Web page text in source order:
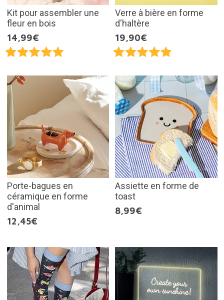
Kit pour assembler une
fleur en bois
14,99€
Verre à bière en forme
d'haltère
19,90€
Porte-bagues en
céramique en forme
d'animal
12,45€
Assiette en forme de
toast
8,99€